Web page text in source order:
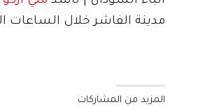
مدينة الفاشر خلال الساعات
المزيد من المشاركات